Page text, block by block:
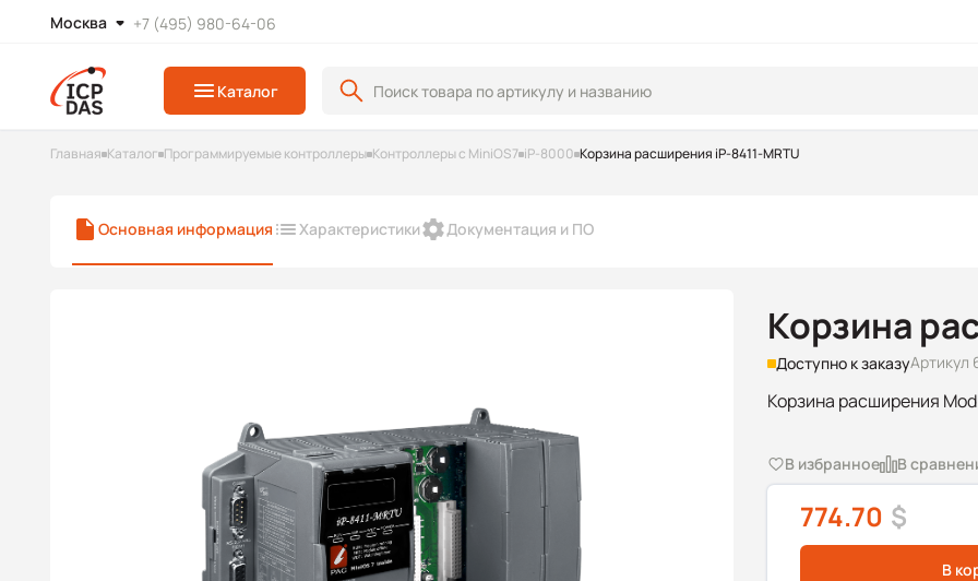
Москва +7 (495) 980-64-06
Каталог
Главная Каталог Программируемые контроллеры Контроллеры с MiniOS7 iP-8000 Корзина расширения iP-8411-MRTU
Основная информация Характеристики Документация и ПО
Корзина
Доступно к заказуАртикул
Корзина расширения
В избранное В
774.70 $
В